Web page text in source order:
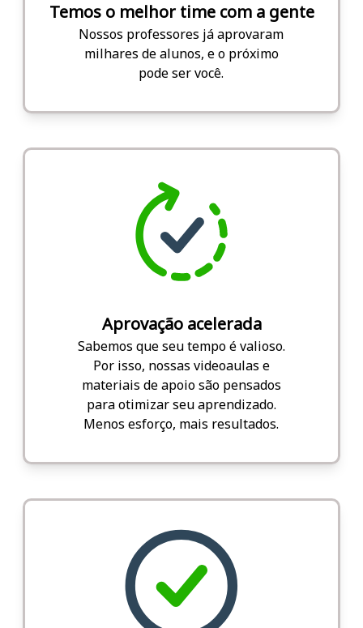
Temos o melhor time com a gente
Nossos professores já aprovaram
milhares de alunos, e o próximo
pode ser você.
Aprovação acelerada
Sabemos que seu tempo é valioso.
Por isso, nossas videoaulas e
materiais de apoio são pensados
para otimizar seu aprendizado.
Menos esforço, mais resultados.